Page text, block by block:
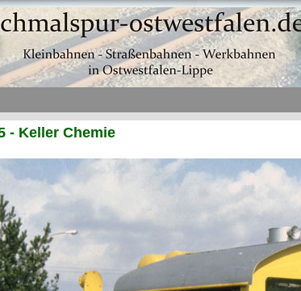
- Keller Chemie